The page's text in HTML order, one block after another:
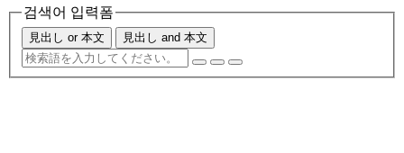
검색어 입력폼
見出し or 本文 見出し and 本文